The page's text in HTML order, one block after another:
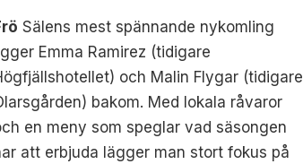
Sälens mest spännande nykomling
Emma Ramirez (tidigare
och Malin Flygar (tidigare
bakom. Med lokala råvaror
en meny som speglar vad säsongen
att erbjuda lägger man stort fokus på